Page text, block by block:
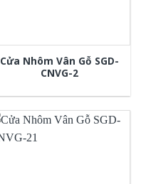
Cửa Nhôm Vân Gỗ SGD-
CNVG-2